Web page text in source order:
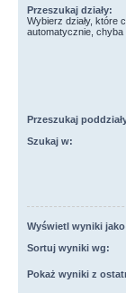
Przeszukaj działy:
Wybierz działy, które
automatycznie, chyba
Przeszukaj
Szukaj w:
Wyświetl wyniki
Sortuj wyniki wg:
Pokaż wyniki z